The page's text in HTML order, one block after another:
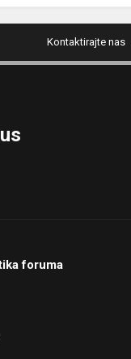
Kontaktirajte nas
nas
foruma